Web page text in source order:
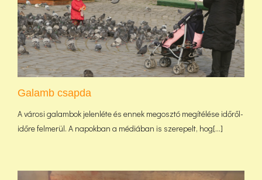
Galamb csapda
A városi galambok jelenléte és ennek megosztó megítélése időről-
időre felmerül. A napokban a médiában is szerepelt, hog[...]